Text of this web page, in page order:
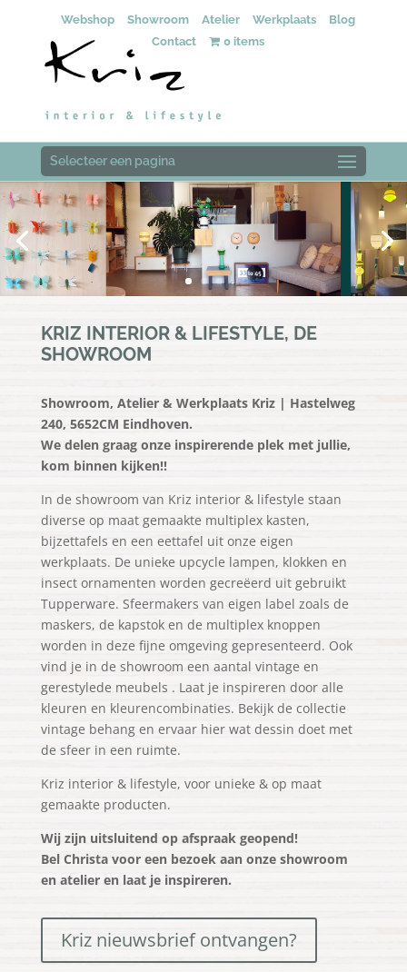
Webshop Showroom Atelier Werkplaats
Blog
Contact
0 items
Selecteer een pagina
KRIZ INTERIOR & LIFESTYLE, DE
SHOWROOM
Showroom, Atelier & Werkplaats Kriz | Hastelweg
240, 5652CM Eindhoven.
We delen graag onze inspirerende plek met jullie,
kom binnen kijken!!
In de showroom van Kriz interior & lifestyle staan
diverse op maat gemaakte multiplex kasten,
bijzettafels en een eettafel uit onze eigen
werkplaats. De unieke upcycle lampen, klokken en
insect ornamenten worden gecreëerd uit gebruikt
Tupperware. Sfeermakers van eigen label zoals de
maskers, de kapstok en de multiplex knoppen
worden in deze fijne omgeving gepresenteerd. Ook
vind je in de showroom een aantal vintage en
gerestylede meubels . Laat je inspireren door alle
kleuren en kleurencombinaties. Bekijk de collectie
vintage behang en ervaar hier wat dessin doet met
de sfeer in een ruimte.
Kriz interior & lifestyle, voor unieke & op maat
gemaakte producten.
Wij zijn uitsluitend op afspraak geopend!
Bel Christa voor een bezoek aan onze showroom
en atelier en laat je inspireren.
Kriz nieuwsbrief ontvangen?